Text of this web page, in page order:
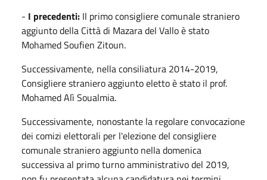
- I precedenti: Il primo consigliere comunale straniero
aggiunto della Città di Mazara del Vallo è stato
Mohamed Soufien Zitoun.
Successivamente, nella consiliatura 2014-2019,
Consigliere straniero aggiunto eletto è stato il prof.
Mohamed Alì Soualmia.
Successivamente, nonostante la regolare convocazione
dei comizi elettorali per l'elezione del consigliere
comunale straniero aggiunto nella domenica
successiva al primo turno amministrativo del 2019,